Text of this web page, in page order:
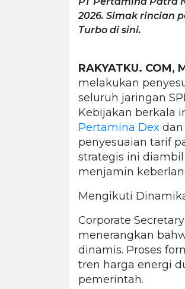
2026. Simak rincian
Turbo di sini.
RAKYATKU. COM,
melakukan
seluruh jaringan
Kebijakan berkala
Pertamina Dex
penyesuaian tarif
strategis ini
menjamin
Mengikuti
Corporate Secretary
menerangkan
dinamis. Proses
tren harga energi
pemerintah.